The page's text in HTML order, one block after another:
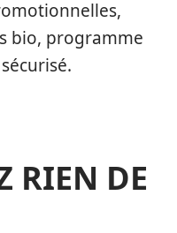
bio, programme
RIEN DE